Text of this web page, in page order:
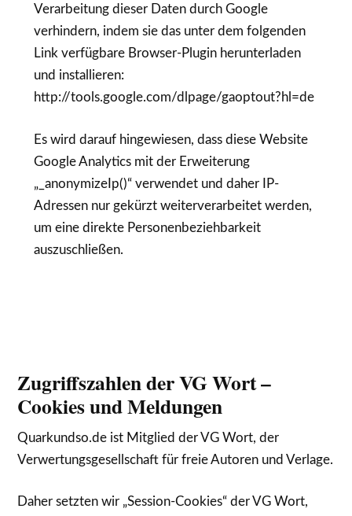
Verarbeitung dieser Daten durch Google
verhindern, indem sie das unter dem folgenden
Link verfügbare Browser-Plugin herunterladen
und installieren:
http://tools.google.com/dlpage/gaoptout?hl=de
Es wird darauf hingewiesen, dass diese Website
Google Analytics mit der Erweiterung
„_anonymizeIp()“ verwendet und daher IP-
Adressen nur gekürzt weiterverarbeitet werden,
um eine direkte Personenbeziehbarkeit
auszuschließen.
Zugriffszahlen der VG Wort –
Cookies und Meldungen
Quarkundso.de ist Mitglied der VG Wort, der
Verwertungsgesellschaft für freie Autoren und Verlage.
Daher setzten wir „Session-Cookies“ der VG Wort,